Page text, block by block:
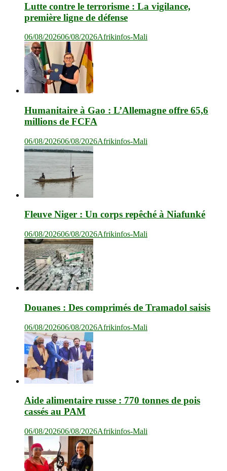
Lutte contre le terrorisme : La vigilance,
première ligne de défense
06/08/202606/08/2026Afrikinfos-Mali
Humanitaire à Gao : L’Allemagne offre 65,6
millions de FCFA
06/08/202606/08/2026Afrikinfos-Mali
Fleuve Niger : Un corps repêché à Niafunké
06/08/202606/08/2026Afrikinfos-Mali
Douanes : Des comprimés de Tramadol saisis
06/08/202606/08/2026Afrikinfos-Mali
Aide alimentaire russe : 770 tonnes de pois
cassés au PAM
06/08/202606/08/2026Afrikinfos-Mali